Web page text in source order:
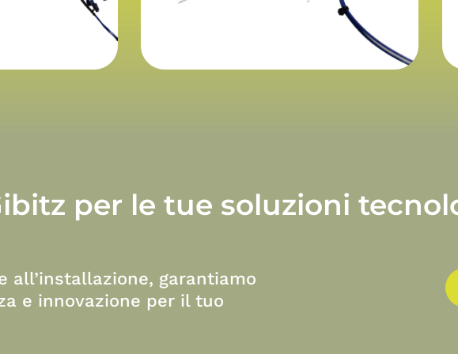
per le tue soluzioni
all’installazione, garantiamo
e innovazione per il tuo